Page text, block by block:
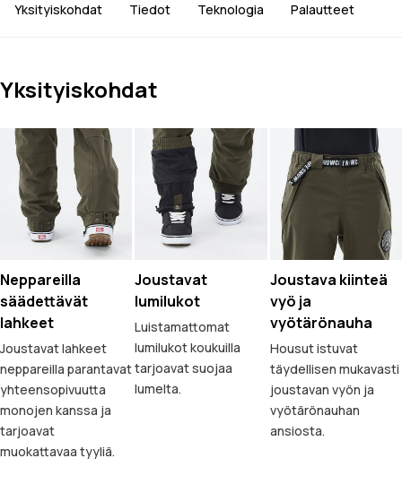
Yksityiskohdat Tiedot Teknologia Palautteet
Yksityiskohdat
Neppareilla
säädettävät
lahkeet
Joustavat lahkeet
neppareilla parantavat
yhteensopivuutta
monojen kanssa ja
tarjoavat
muokattavaa tyyliä.
Joustavat
lumilukot
Luistamattomat
lumilukot koukuilla
tarjoavat suojaa
lumelta.
Joustava kiinteä
vyö ja
vyötärönauha
Housut istuvat
täydellisen mukavasti
joustavan vyön ja
vyötärönauhan
ansiosta.